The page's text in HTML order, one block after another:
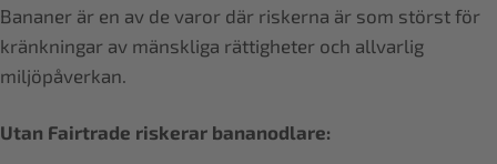
Bananer är en av de varor där riskerna är som störst för
kränkningar av mänskliga rättigheter och allvarlig
miljöpåverkan.
Utan Fairtrade riskerar bananodlare: